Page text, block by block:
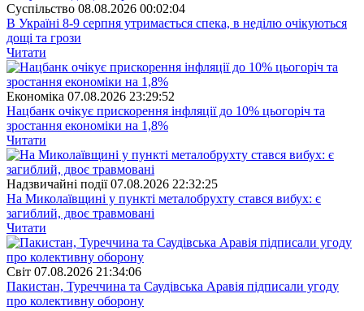
Суспiльство 08.08.2026 00:02:04
В Україні 8-9 серпня утримається спека, в неділю очікуються
дощі та грози
Читати
Економіка 07.08.2026 23:29:52
Нацбанк очікує прискорення інфляції до 10% цьогоріч та
зростання економіки на 1,8%
Читати
Надзвичайні події 07.08.2026 22:32:25
На Миколаївщині у пункті металобрухту стався вибух: є
загиблий, двоє травмовані
Читати
Свiт 07.08.2026 21:34:06
Пакистан, Туреччина та Саудівська Аравія підписали угоду
про колективну оборону